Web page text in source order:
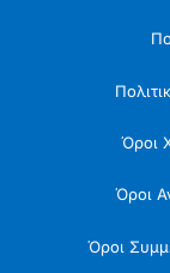
Όροι
Όροι
Όροι